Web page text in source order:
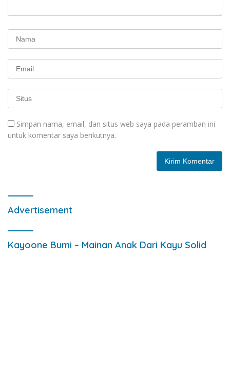
Simpan nama, email, dan situs web saya pada peramban ini
untuk komentar saya berikutnya.
Advertisement
Kayoone Bumi – Mainan Anak Dari Kayu Solid